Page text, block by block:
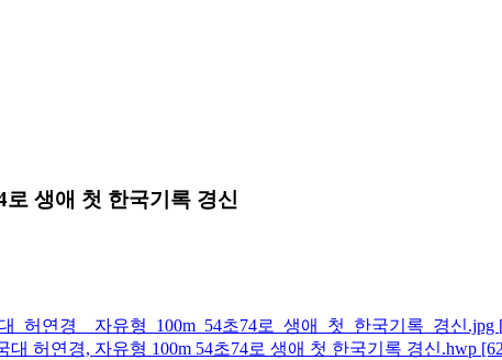
생애 첫 한국기록 경신
허연경__자유형_100m_54초74로_생애_첫_한국기록_경신.jpg
허연경, 자유형 100m 54초74로 생애 첫 한국기록 경신.hwp